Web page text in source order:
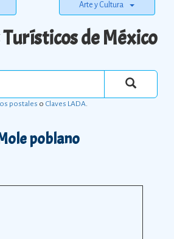
Arte y Cultura
de México
postales o Claves LADA.
poblano